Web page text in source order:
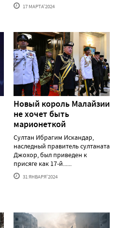
17 МАРТА'2024
Новый король Малайзии
не хочет быть
марионеткой
Султан Ибрагим Искандар,
наследный правитель султаната
Джохор, был приведен к
присяге как 17-й......
31 ЯНВАРЯ'2024